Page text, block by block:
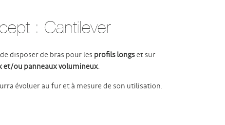
: Cantilever
disposer de bras pour les profils longset sur
et/ou panneaux volumineux.
évoluer au fur et à mesure de son utilisation.